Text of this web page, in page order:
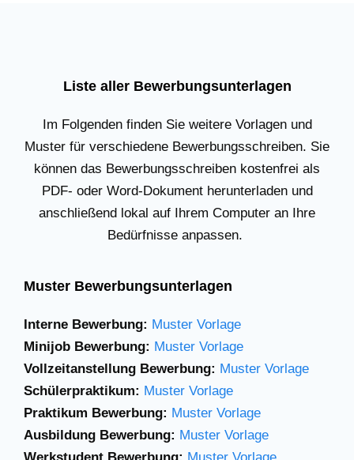
Liste aller Bewerbungsunterlagen
Im Folgenden finden Sie weitere Vorlagen und
Muster für verschiedene Bewerbungsschreiben. Sie
können das Bewerbungsschreiben kostenfrei als
PDF- oder Word-Dokument herunterladen und
anschließend lokal auf Ihrem Computer an Ihre
Bedürfnisse anpassen.
Muster Bewerbungsunterlagen
Interne Bewerbung: Muster Vorlage
Minijob Bewerbung: Muster Vorlage
Vollzeitanstellung Bewerbung: Muster Vorlage
Schülerpraktikum: Muster Vorlage
Praktikum Bewerbung: Muster Vorlage
Ausbildung Bewerbung: Muster Vorlage